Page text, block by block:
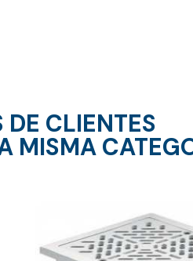
DE CLIENTES
MISMA